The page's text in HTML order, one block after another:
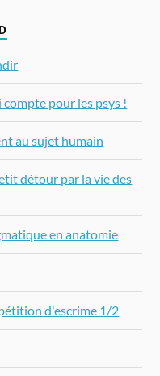
pour les psys !
au sujet humain
détour par la vie des
en anatomie
d'escrime 1/2